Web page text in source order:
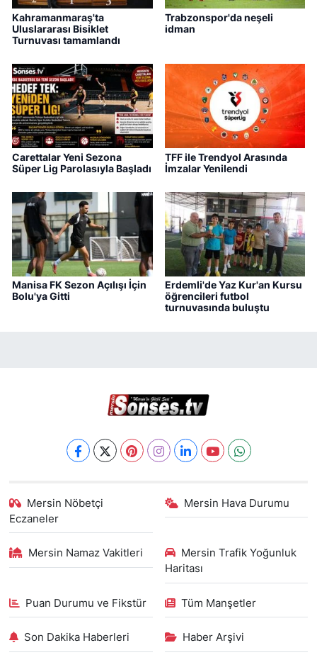
Kahramanmaraş'ta
Uluslararası Bisiklet
Turnuvası tamamlandı
Trabzonspor'da neşeli
idman
Carettalar Yeni Sezona
Süper Lig Parolasıyla Başladı
TFF ile Trendyol Arasında
İmzalar Yenilendi
Manisa FK Sezon Açılışı İçin
Bolu'ya Gitti
Erdemli'de Yaz Kur'an Kursu
öğrencileri futbol
turnuvasında buluştu
Mersin Nöbetçi
Eczaneler
Mersin Hava Durumu
Mersin Namaz Vakitleri
Mersin Trafik Yoğunluk
Haritası
Puan Durumu ve Fikstür Tüm Manşetler
Son Dakika Haberleri Haber Arşivi